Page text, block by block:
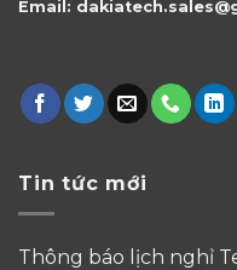
Email:
Tin tức mới
Thông báo lịch nghỉ